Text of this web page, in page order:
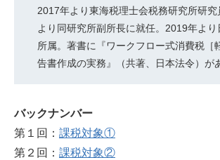
2017年より東海税理士会税務研究所研
より同研究所副所長に就任。2019年より
所属。著書に『ワークフロー式消費税［
告書作成の実務』（共著、日本法令）が
バックナンバー
第１回： 課税対象①
第２回： 課税対象②